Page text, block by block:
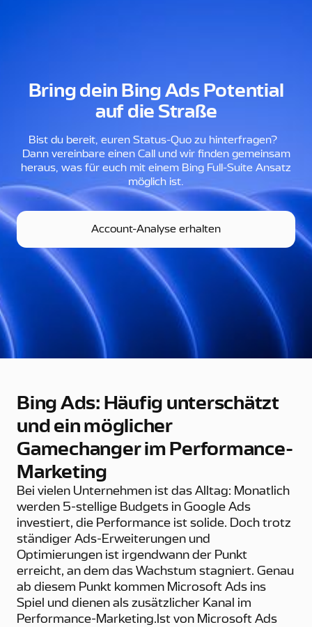
Bring dein Bing Ads Potential
auf die Straße
Bist du bereit, euren Status-Quo zu hinterfragen?
Dann vereinbare einen Call und wir finden gemeinsam
heraus, was für euch mit einem Bing Full-Suite Ansatz
möglich ist.
Account-Analyse erhalten
Bing Ads: Häufig unterschätzt
und ein möglicher
Gamechanger im Performance-
Marketing
Bei vielen Unternehmen ist das Alltag: Monatlich
werden 5-stellige Budgets in Google Ads
investiert, die Performance ist solide. Doch trotz
ständiger Ads-Erweiterungen und
Optimierungen ist irgendwann der Punkt
erreicht, an dem das Wachstum stagniert. Genau
ab diesem Punkt kommen Microsoft Ads ins
Spiel und dienen als zusätzlicher Kanal im
Performance-Marketing.Ist von Microsoft Ads